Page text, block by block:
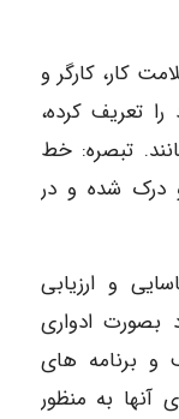
کار، کارگر و
تعریف کرده،
تبصرہ: خط
درک شده و در
و ارزیابی
ادواری
و برنامه های
آنها به منظور